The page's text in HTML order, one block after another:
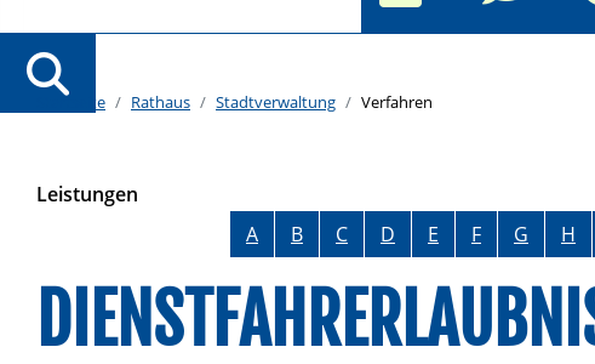
Startseite Rathaus Stadtverwaltung Verfahren
Leistungen
Alphabetisches Register überspringen
A B C D E F G H